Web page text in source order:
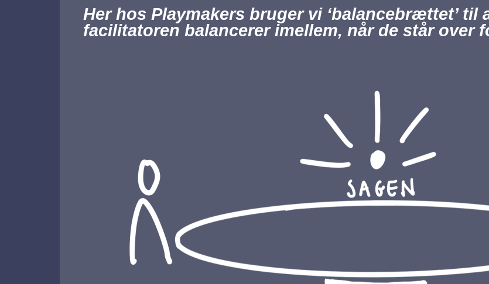
Her hos Playmakers bruger vi ‘balancebrættet’ til
facilitatoren balancerer imellem, når de står over